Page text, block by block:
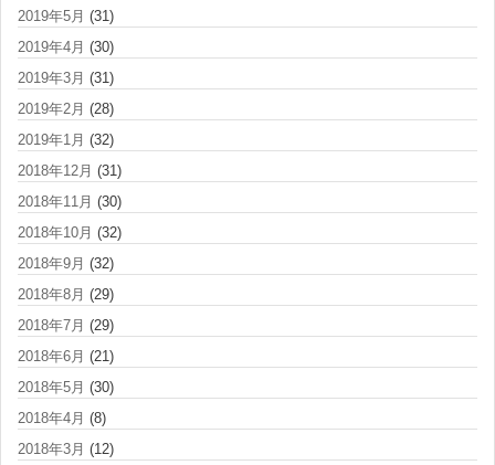
2019年5月 (31)
2019年4月 (30)
2019年3月 (31)
2019年2月 (28)
2019年1月 (32)
2018年12月 (31)
2018年11月 (30)
2018年10月 (32)
2018年9月 (32)
2018年8月 (29)
2018年7月 (29)
2018年6月 (21)
2018年5月 (30)
2018年4月 (8)
2018年3月 (12)